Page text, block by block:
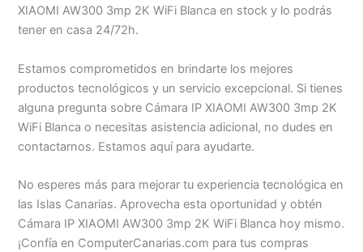
XIAOMI AW300 3mp 2K WiFi Blanca en stock y lo podrás
tener en casa 24/72h.
Estamos comprometidos en brindarte los mejores
productos tecnológicos y un servicio excepcional. Si tienes
alguna pregunta sobre Cámara IP XIAOMI AW300 3mp 2K
WiFi Blanca o necesitas asistencia adicional, no dudes en
contactarnos. Estamos aquí para ayudarte.
No esperes más para mejorar tu experiencia tecnológica en
las Islas Canarias. Aprovecha esta oportunidad y obtén
Cámara IP XIAOMI AW300 3mp 2K WiFi Blanca hoy mismo.
¡Confía en ComputerCanarias.com para tus compras